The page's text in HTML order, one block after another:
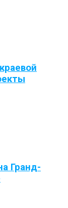
Гранд-